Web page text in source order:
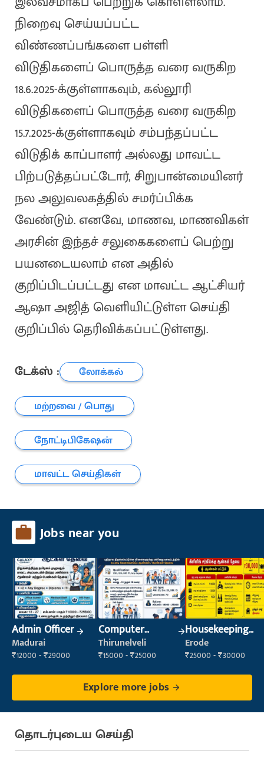
நிறைவு செய்யப்பட்ட
விண்ணப்பங்களை பள்ளி
விடுதிகளைப் பொருத்த வரை வருகிற
18.6.2025-க்குள்ளாகவும், கல்லூரி
விடுதிகளைப் பொருத்த வரை வருகிற
15.7.2025-க்குள்ளாகவும் சம்பந்தப்பட்ட
விடுதிக் காப்பாளர் அல்லது மாவட்ட
பிற்படுத்தப்பட்டோர், சிறுபான்மையினர்
நல அலுவலகத்தில் சமர்ப்பிக்க
வேண்டும். எனவே, மாணவ, மாணவிகள்
அரசின் இந்தச் சலுகைகளைப் பெற்று
பயனடையலாம் என அதில்
குறிப்பிடப்பட்டது என மாவட்ட ஆட்சியர்
ஆஷா அஜித் வெளியிட்டுள்ள செய்தி
குறிப்பில் தெரிவிக்கப்பட்டுள்ளது.
டேக்ஸ் :
லோக்கல்
மற்றவை / பொது
நோட்டிபிகேஷன்
மாவட்ட செய்திகள்
Jobs near you
Admin Officer
Madurai
₹12000 - ₹29000
Computer
Operator
Thirunelveli
₹15000 - ₹25000
Housekeeping
Staff
(Housekeeping)
Erode
₹25000 - ₹30000
Explore more jobs
தொடர்புடைய செய்தி